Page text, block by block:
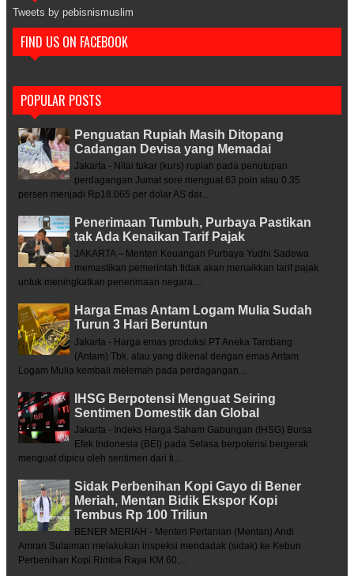
Tweets by pebisnismuslim
FIND US ON FACEBOOK
POPULAR POSTS
Penguatan Rupiah Masih Ditopang
Cadangan Devisa yang Memadai
Jakarta - Nilai tukar (kurs) rupiah pada penutupan
perdagangan Jumat sore menguat 63 poin atau 0,35
persen menjadi Rp18.065 per dolar AS dar...
Penerimaan Tumbuh, Purbaya Pastikan
tak Ada Kenaikan Tarif Pajak
JAKARTA – Menteri Keuangan Purbaya Yudhi Sadewa
memastikan pemerintah tidak akan menaikkan tarif pajak
untuk meningkatkan penerimaan negara....
Harga Emas Antam Logam Mulia Sudah
Turun 3 Hari Beruntun
Jakarta - Harga emas produksi PT Aneka Tambang
(Antam) Tbk. atau yang dikenal dengan emas Antam
Logam Mulia kembali melemah pada perdagangan...
IHSG Berpotensi Menguat Seiring
Sentimen Domestik dan Global
Jakarta - Indeks Harga Saham Gabungan (IHSG) Bursa
Efek Indonesia (BEI) pada Selasa berpotensi bergerak
menguat dipicu oleh sentimen dari ti...
Sidak Perbenihan Kopi Gayo di Bener
Meriah, Mentan Bidik Ekspor Kopi
Tembus Rp 100 Triliun
BENER MERIAH - Menteri Pertanian (Mentan) Andi
Amran Sulaiman melakukan inspeksi mendadak (sidak) ke Kebun
Perbenihan Kopi Rimba Raya KM 60,...